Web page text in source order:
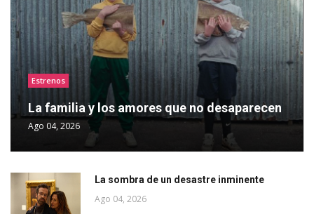
Estrenos
La familia y los amores que no desaparecen
Ago 04, 2026
La sombra de un desastre inminente
Ago 04, 2026